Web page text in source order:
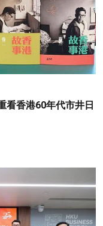
看香港60年代市井日